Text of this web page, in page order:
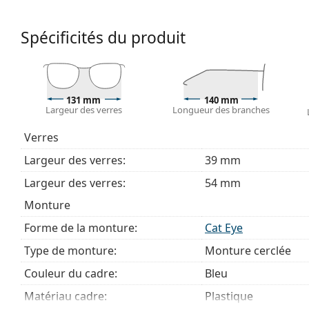
Nous livrons les lunettes dans leur étui d'origine. La
Le chiffon fourni est idéal pour le nettoyage et
livrés avec un sac en tissu au lieu d'un chiffon.
Explorez la gamme complète de
lunettes de vue pour
des lunettessi vous avez besoin d'aide pour choisir.
Ceci est un dispositif médical. Lisez le mode d'emploi
Spécificités du produit
131 mm
Largeur des verres
140 mm
Longueur des branches
Verres
Largeur des verres:
39 mm
Largeur des verres:
54 mm
Monture
Forme de la monture:
Cat Eye
Type de monture:
Monture cerclée
Couleur du cadre:
Bleu
Matériau cadre:
Plastique